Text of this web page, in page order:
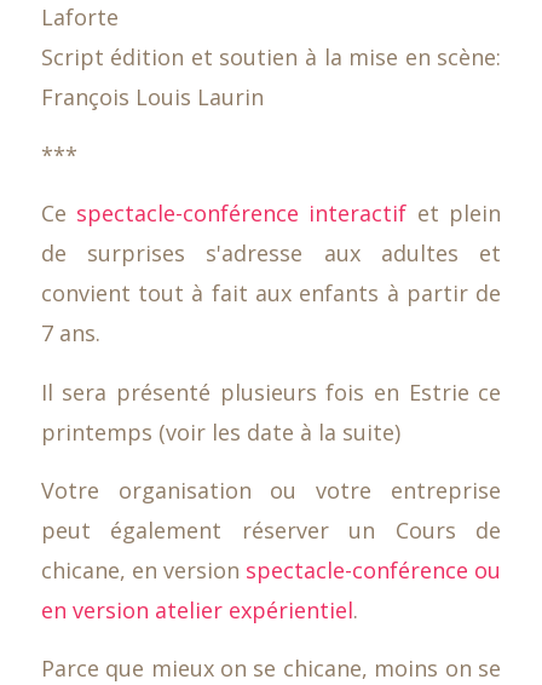
Laforte
Script édition et soutien à la mise en scène:
François Louis Laurin
***
Ce spectacle-conférence interactif et plein
de surprises s'adresse aux adultes et
convient tout à fait aux enfants à partir de
7 ans.
Il sera présenté plusieurs fois en Estrie ce
printemps (voir les date à la suite)
Votre organisation ou votre entreprise
peut également réserver un Cours de
chicane, en version spectacle-conférence ou
en version atelier expérientiel.
Parce que mieux on se chicane, moins on se